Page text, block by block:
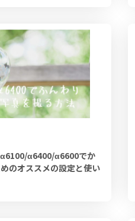
α6100/α6400/α6600でか
のオススメの設定と使い